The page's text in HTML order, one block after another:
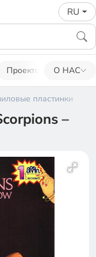
RU
Проекторы О НАС
пластинки
–